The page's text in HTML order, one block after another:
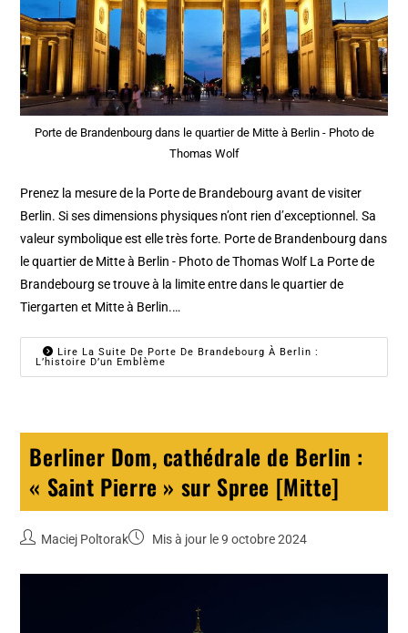
Porte de Brandenbourg dans le quartier de Mitte à Berlin - Photo de
Thomas Wolf
Prenez la mesure de la Porte de Brandebourg avant de visiter
Berlin. Si ses dimensions physiques n’ont rien d’exceptionnel. Sa
valeur symbolique est elle très forte. Porte de Brandenbourg dans
le quartier de Mitte à Berlin - Photo de Thomas Wolf La Porte de
Brandebourg se trouve à la limite entre dans le quartier de
Tiergarten et Mitte à Berlin.…
Lire La Suite De Porte De Brandebourg À Berlin :
L’histoire D’un Emblème
Berliner Dom, cathédrale de Berlin :
« Saint Pierre » sur Spree [Mitte]
Maciej Poltorak Mis à jour le 9 octobre 2024